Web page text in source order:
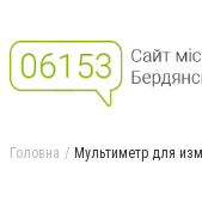
Головна Мультиметр для